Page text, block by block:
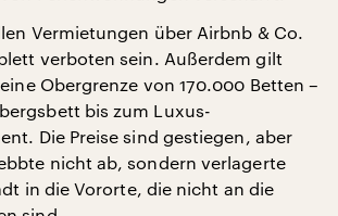
Vermietungen über Airbnb & Co.
verboten sein. Außerdem gilt
Obergrenze von 170.000 Betten –
bis zum Luxus-
Die Preise sind gestiegen, aber
nicht ab, sondern verlagerte
in die Vororte, die nicht an die